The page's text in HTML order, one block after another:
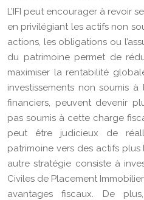
L’IFI peut encourager à revoir
en privilégiant les actifs non
actions, les obligations ou
du patrimoine permet de
maximiser la rentabilité
investissements non soumis à
financiers, peuvent devenir
pas soumis à cette charge
peut être judicieux de
patrimoine vers des actifs
autre stratégie consiste à
Civiles de Placement
avantages fiscaux. De